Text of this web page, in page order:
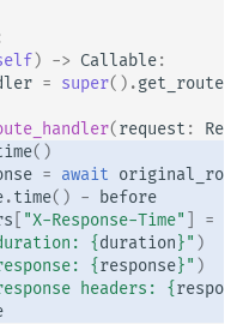
) -> Callable:
= super() .
(request :
()
= await
.time() - before
"X-Response-Time" =
{ duration }" )
{ response}" )
headers: {